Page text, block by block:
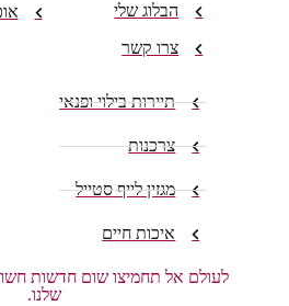
הבלוג שלי
צרו קשר
תיירות בילוי ופנאי
צרכנות
מגזין לייף סטייל
איכות חיים
לעולם אל תחמיצו שום חדשות
שלנו.